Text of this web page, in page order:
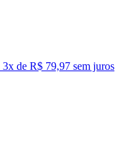
3x de R$ 79,97 sem juros